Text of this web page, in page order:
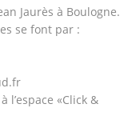
Jaurès à Boulogne.
se font par :
l’espace «Click &